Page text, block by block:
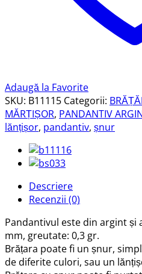
Adaugă la Favorite
SKU: B11115 Categorii:
MĂRȚIȘOR, PANDANTIV
lănțișor, pandantiv, șnur
Descriere
Recenzii (0)
Pandantivul este din argint și
mm, greutate: 0,3 gr.
Brățara poate fi un șnur,
de diferite culori, sau un